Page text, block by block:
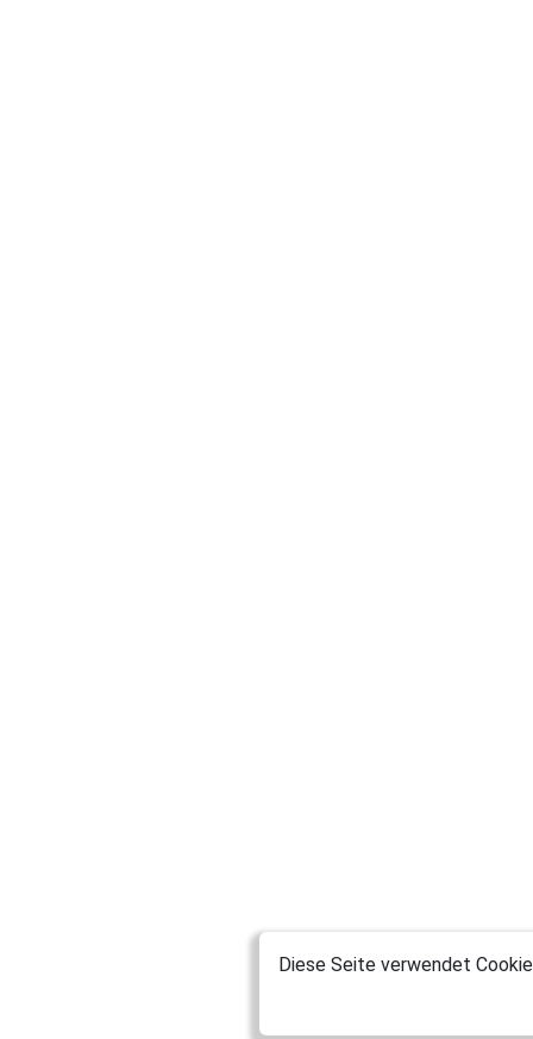
Diese Seite verwendet